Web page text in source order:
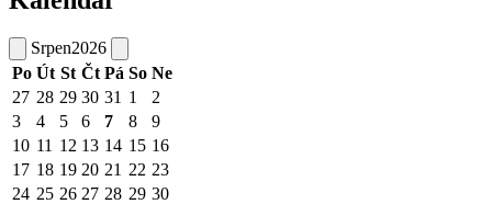
Srpen2026
Po Út St Čt Pá So Ne
27 28 29 30 31 1
2
3
4 5 6 7 8
9
10 11 12 13 14 15 16
17 18 19 20 21 22 23
24 25 26 27 28 29 30